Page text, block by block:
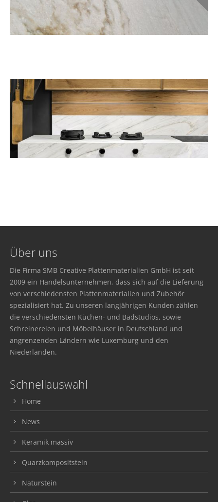
Über uns
Die Firma SMB Creative Plattenmaterialien GmbH ist seit
2009 ein Handelsunternehmen, dass sich auf die Lieferung
von verschiedensten Plattenmaterialien und Zubehör
spezialisiert hat. Zu unseren langjährigen Kunden zählen
die verschiedensten Küchen- und Badstudios, sowie
Schreinereien und Möbelhäuser in Deutschland und
angrenzenden Ländern wie Luxemburg und den
Niederlanden.
Schnellauswahl
Home
News
Keramik massiv
Quarzkompositstein
Naturstein